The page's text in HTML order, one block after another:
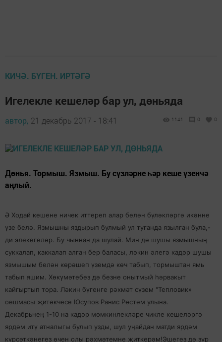
КИЧӘ. БҮГЕН. ИРТӘГӘ
Игелекле кешеләр бар ул, дөньяда
автор, 21 декабрь 2017 - 18:41 1141 0 0
Дөнья. Тормыш. Язмыш. Бу сүзләрне һәр кеше үзенчә
аңлый.
Ә Ходай кешене ничек иттереп алар белән бүләкләргә икәнне
үзе белә. Язмышны яздырып булмый ул туганда язылган була,-
ди элекегеләр. Бу чыннан да шулай. Мин дә шушы язмышның
суккалап, каккалап алган бер баласы, ләкин әлегә кадәр шушы
язмышым белән көрәшеп үземдә көч табып, тормыштан ямь
табып яшим. Хөкүмәтебез дә безне онытмый һәрвакыт
кайгыртып тора. Ләкин бүгенге рәхмәт сүзем "Тепловик»
оешмасы җитәкчесе Юсупов Ранис Рөстәм улына.
Декабрьнең 1-10 на кадәр мөмкинлекләре чикле кешеләргә
ярдәм итү атналыгы булып узды, шул уңайдан матди ярдәм
күрсәткәнегез өчен олы рәхмәтемне җиткерәм!Эшегез дә зур